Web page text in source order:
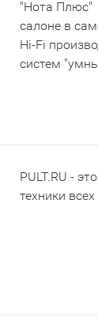
"Нота Плюс"
салоне в
Hi-Fi
систем
PULT.RU -
техники